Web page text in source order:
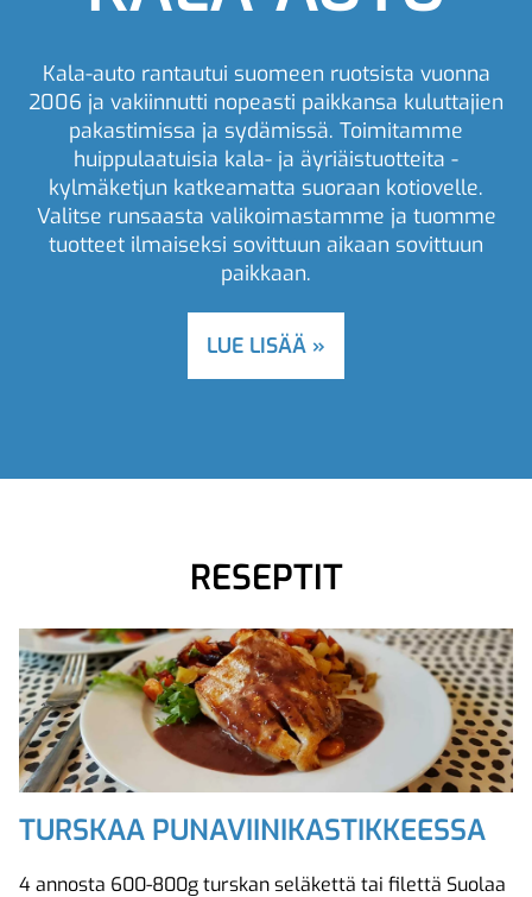
Kala-auto rantautui suomeen ruotsista vuonna
2006 ja vakiinnutti nopeasti paikkansa kuluttajien
pakastimissa ja sydämissä. Toimitamme
huippulaatuisia kala- ja äyriäistuotteita -
kylmäketjun katkeamatta suoraan kotiovelle.
Valitse runsaasta valikoimastamme ja tuomme
tuotteet ilmaiseksi sovittuun aikaan sovittuun
paikkaan.
LUE LISÄÄ »
RESEPTIT
TURSKAA PUNAVIINIKASTIKKEESSA
4 annosta 600-800g turskan seläkettä tai filettä Suolaa